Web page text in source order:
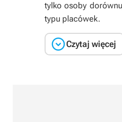
tylko osoby
typu placówek.
Czytaj więcej